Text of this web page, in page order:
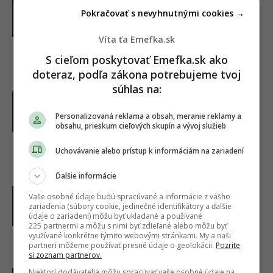
17 > 25. Lost weight, got my braces off, and
19. „Mala som modro-biely strojček.
Ladil s farbami mojej školy.“
match my schools colors. fromuglyduckling
20. „Konečne sa cítim dobre vo svojom
15-19 learning to be more comfortable with
myselffromuglyduckling
21. Puberta… to nevysvetlíš.
Víta ťa Emefka.sk
S cieľom poskytovať Emefka.sk ako
doteraz, podľa zákona potrebujeme tvoj
súhlas na:
Personalizovaná reklama a obsah, meranie reklamy a
obsahu, prieskum cieľových skupín a vývoj služieb
Uchovávanie alebo prístup k informáciám na zariadení
Ďalšie informácie
Vaše osobné údaje budú spracúvané a informácie z vášho
zariadenia (súbory cookie, jedinečné identifikátory a ďalšie
údaje o zariadení) môžu byť ukladané a používané
225 partnermi a môžu s nimi byť zdieľané alebo môžu byť
využívané konkrétne týmito webovými stránkami. My a naši
partneri môžeme používať presné údaje o geolokácii. Pozrite
si zoznam partnerov.
Pokračovať s nevyhnutnými cookies →